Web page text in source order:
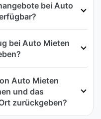
bei Auto
bei Auto Mieten
Auto Mieten
und das
zurückgeben?